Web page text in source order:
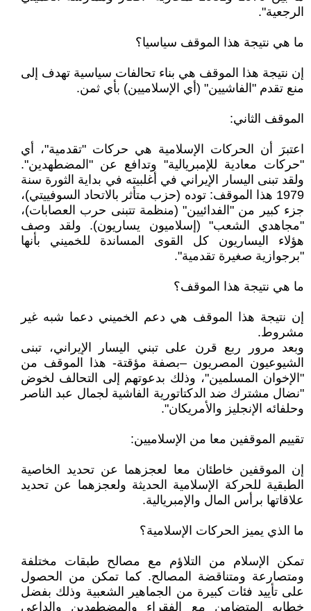
الرجعية".
ما هي نتيجة هذا الموقف سياسيا؟
إن نتيجة هذا الموقف هي بناء تحالفات سياسية تهدف إلى
منع تقدم "الفاشيين" (أي الإسلاميين) بأي ثمن.
الموقف الثاني:
اعتبرَ أن الحركات الإسلامية هي حركات "تقدمية"، أي
"حركات معادية للإمبريالية" وتدافع عن "المضطهدين".
ولقد تبنى اليسار الإيراني في أغلبيته في بداية الثورة سنة
1979 هذا الموقف: توده (حزب متأثر بالاتحاد السوفييتي)،
جزء كبير من "الفدائيين" (منظمة تتبنى حرب العصابات)،
"مجاهدي الشعب" (إسلاميون يساريون). ولقد وصف
هؤلاء اليساريون كل القوى المساندة للخميني بأنها
"برجوازية صغيرة تقدمية".
ما هي نتيجة هذا الموقف؟
إن نتيجة هذا الموقف هي دعم الخميني دعما شبه غير
مشروط.
وبعد مرور ربع قرن على تبني اليسار الإيراني، تبنى
الشيوعيون المصريون –بصفة مؤقتة- هذا الموقف من
"الإخوان المسلمين"، وذلك بدعوتهم إلى التحالف لخوض
"نضال مشترك ضد الدكتاتورية الفاشية لجمال عبد الناصر
وحلفائه الإنجليز والأمريكان".
تقييم الموقفين معا من الإسلاميين:
إن الموقفين خاطئان معا لعجزهما عن تحديد الخاصية
الطبقية للحركة الإسلامية الحديثة ولعجزهما عن تحديد
علاقاتها برأس المال والإمبريالية.
ما الذي يميز الحركات الإسلامية؟
تمكن الإسلام من التلاؤم مع مصالح طبقات مختلفة
ومتصارعة ومتناقضة المصالح. كما تمكن من الحصول
على تأييد فئات كبيرة من الجماهير الشعبية وذلك بفضل
خطابه المتضامن مع الفقراء والمضطهدين والداعي